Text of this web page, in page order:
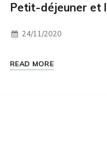
Petit-déjeuner et
24/11/2020
READ MORE